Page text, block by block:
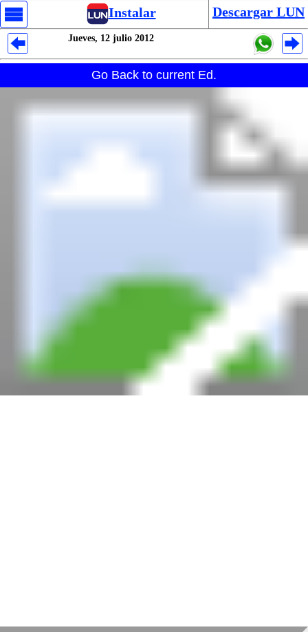
Instalar Descargar LUN
Jueves, 12 julio 2012
Go Back to current Ed.
Despliegues Analytics
Despliegues Totales
Despliegues por Rubros